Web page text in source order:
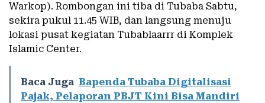
Warkop). Rombongan ini tiba di Tubaba Sabtu,
sekira pukul 11.45 WIB, dan langsung menuju
lokasi pusat kegiatan Tubablaarrr di Komplek
Islamic Center.
Baca Juga Bapenda Tubaba Digitalisasi
Pajak, Pelaporan PBJT Kini Bisa Mandiri